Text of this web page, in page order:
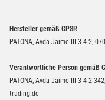
Hersteller gemäß GPSR
PATONA, Avda Jaime III 3 4 2,
Verantwortliche Person gemäß
PATONA, Avda Jaime III 3 4 2
trading.de